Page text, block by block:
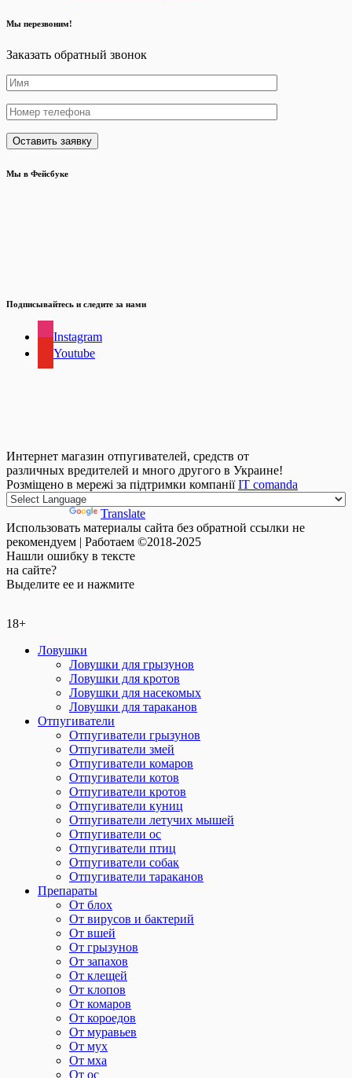
Мы перезвоним!
Заказать обратный звонок
Мы в Фейсбуке
Подписывайтесь и следите за нами
Instagram
Youtube
Интернет магазин отпугивателей, средств от
различных вредителей и много другого в Украине!
Розміщено в мережі за підтримки компаніїIT comanda
Translate
Использовать материалы сайта без обратной ссылки не
рекомендуем | Работаем ©2018-2025
Нашли ошибку в тексте
на сайте?
Выделите ее и нажмите
18+
Ловушки
Ловушки для грызунов
Ловушки для кротов
Ловушки для насекомых
Ловушки для тараканов
Отпугиватели
Отпугиватели грызунов
Отпугиватели змей
Отпугиватели комаров
Отпугиватели котов
Отпугиватели кротов
Отпугиватели куниц
Отпугиватели летучих мышей
Отпугиватели ос
Отпугиватели птиц
Отпугиватели собак
Отпугиватели тараканов
Препараты
От блох
От вирусов и бактерий
От вшей
От грызунов
От запахов
От клещей
От клопов
От комаров
От короедов
От муравьев
От мух
От мха
От ос